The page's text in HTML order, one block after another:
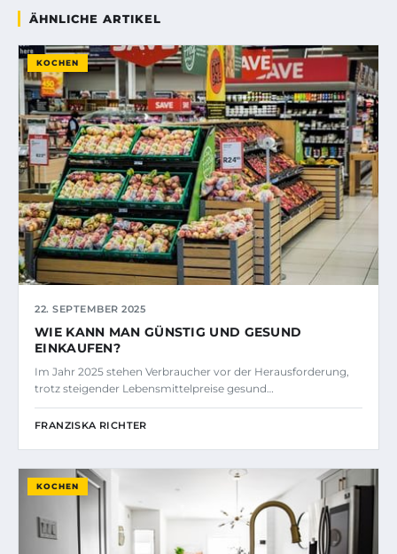
ÄHNLICHE ARTIKEL
KOCHEN
22. SEPTEMBER 2025
WIE KANN MAN GÜNSTIG UND GESUND
EINKAUFEN?
Im Jahr 2025 stehen Verbraucher vor der Herausforderung,
trotz steigender Lebensmittelpreise gesund…
FRANZISKA RICHTER
KOCHEN